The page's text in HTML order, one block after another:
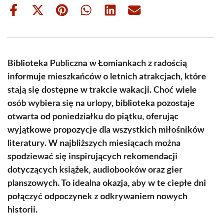
Share
Share
(Twitter)
Share Share Share Share
Biblioteka Publiczna w Łomiankach z radością
informuje mieszkańców o letnich atrakcjach, które
stają się dostępne w trakcie wakacji. Choć wiele
osób wybiera się na urlopy, biblioteka pozostaje
otwarta od poniedziałku do piątku, oferując
wyjątkowe propozycje dla wszystkich miłośników
literatury. W najbliższych miesiącach można
spodziewać się inspirujących rekomendacji
dotyczących książek, audiobooków oraz gier
planszowych. To idealna okazja, aby w te ciepłe dni
połączyć odpoczynek z odkrywaniem nowych
historii.